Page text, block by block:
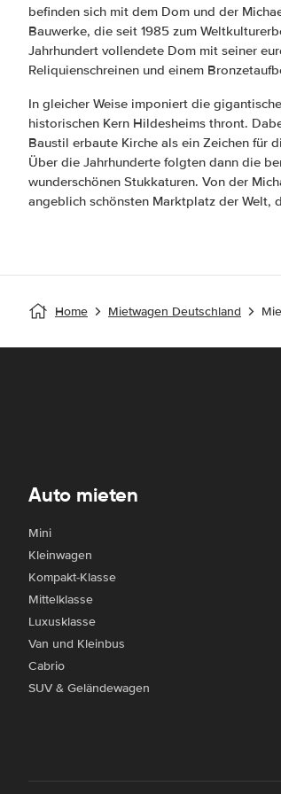
befinden sich mit dem Dom und der
Bauwerke, die seit 1985 zum
Jahrhundert vollendete Dom mit seiner
Reliquienschreinen und einem
In gleicher Weise imponiert die
historischen Kern Hildesheims thront.
Baustil erbaute Kirche als ein Zeichen für
Über die Jahrhunderte folgten dann die
wunderschönen Stukkaturen. Von der
angeblich schönsten Marktplatz der Welt,
Home Mietwagen Deutschland
Auto mieten
Mini
Kleinwagen
Kompakt-Klasse
Mittelklasse
Luxusklasse
Van und Kleinbus
Cabrio
SUV & Geländewagen